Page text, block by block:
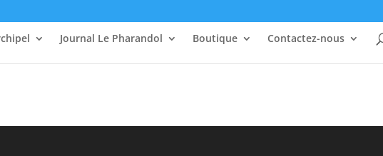
Journal Le Pharandol Boutique Contactez-nous